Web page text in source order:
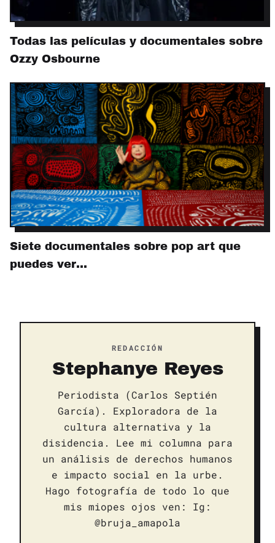
Todas las películas y documentales sobre
Ozzy Osbourne
Siete documentales sobre pop art que
puedes ver…
REDACCIÓN
Stephanye Reyes
Periodista (Carlos Septién
García). Exploradora de la
cultura alternativa y la
disidencia. Lee mi columna para
un análisis de derechos humanos
e impacto social en la urbe.
Hago fotografía de todo lo que
mis miopes ojos ven: Ig:
@bruja_amapola